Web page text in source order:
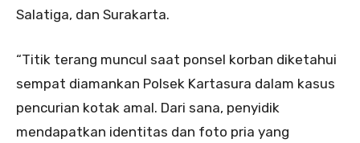
Salatiga, dan Surakarta.
“Titik terang muncul saat ponsel korban diketahui
sempat diamankan Polsek Kartasura dalam kasus
pencurian kotak amal. Dari sana, penyidik
mendapatkan identitas dan foto pria yang